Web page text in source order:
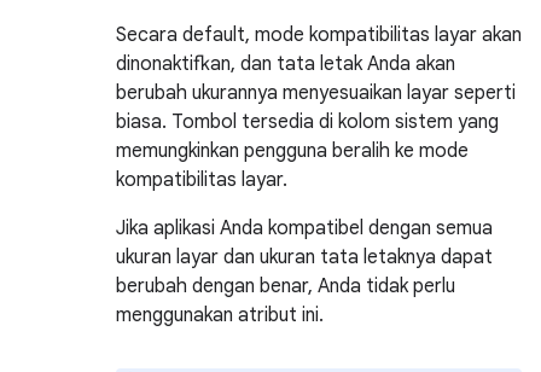
Secara default, mode kompatibilitas layar akan
dinonaktifkan, dan tata letak Anda akan
berubah ukurannya menyesuaikan layar seperti
biasa. Tombol tersedia di kolom sistem yang
memungkinkan pengguna beralih ke mode
kompatibilitas layar.
Jika aplikasi Anda kompatibel dengan semua
ukuran layar dan ukuran tata letaknya dapat
berubah dengan benar, Anda tidak perlu
menggunakan atribut ini.